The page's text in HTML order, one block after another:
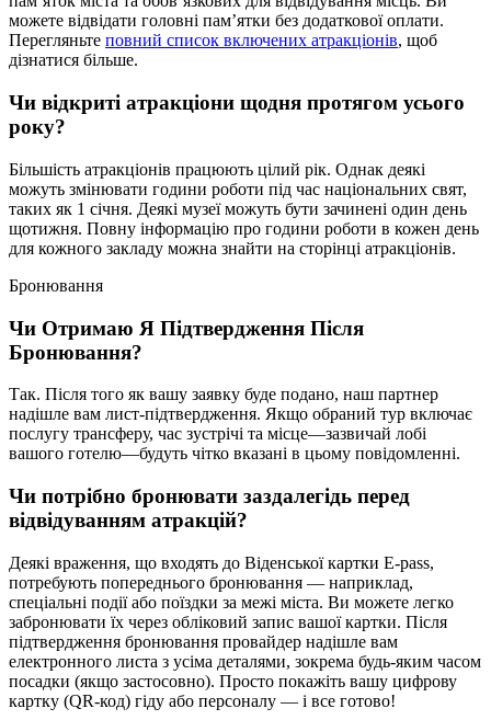
можете відвідати головні пам’ятки без додаткової оплати.
Перегляньте повний список включених атракціонів, щоб
дізнатися більше.
Чи відкриті атракціони щодня протягом усього
року?
Більшість атракціонів працюють цілий рік. Однак деякі
можуть змінювати години роботи під час національних свят,
таких як 1 січня. Деякі музеї можуть бути зачинені один день
щотижня. Повну інформацію про години роботи в кожен день
для кожного закладу можна знайти на сторінці атракціонів.
Бронювання
Чи Отримаю Я Підтвердження Після
Бронювання?
Так. Після того як вашу заявку буде подано, наш партнер
надішле вам лист-підтвердження. Якщо обраний тур включає
послугу трансферу, час зустрічі та місце—зазвичай лобі
вашого готелю—будуть чітко вказані в цьому повідомленні.
Чи потрібно бронювати заздалегідь перед
відвідуванням атракцій?
Деякі враження, що входять до Віденської картки E-pass,
потребують попереднього бронювання — наприклад,
спеціальні події або поїздки за межі міста. Ви можете легко
забронювати їх через обліковий запис вашої картки. Після
підтвердження бронювання провайдер надішле вам
електронного листа з усіма деталями, зокрема будь-яким часом
посадки (якщо застосовно). Просто покажіть вашу цифрову
картку (QR-код) гіду або персоналу — і все готово!